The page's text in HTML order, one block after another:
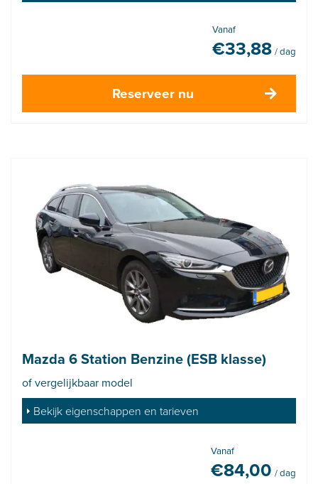
Vanaf
€33,88 / dag
Reserveer nu
Mazda 6 Station Benzine (ESB klasse)
of vergelijkbaar model
Bekijk eigenschappen en tarieven
Vanaf
€84,00 / dag